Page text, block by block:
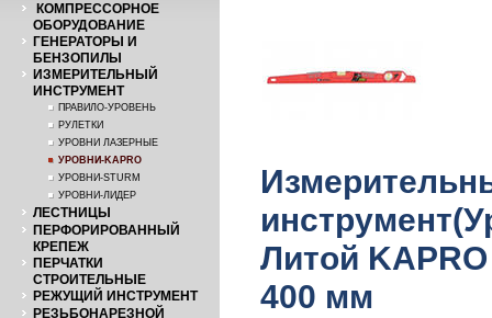
КОМПРЕССОРНОЕ
ОБОРУДОВАНИЕ
ГЕНЕРАТОРЫ И
БЕНЗОПИЛЫ
ИЗМЕРИТЕЛЬНЫЙ
ИНСТРУМЕНТ
ПРАВИЛО-УРОВЕНЬ
РУЛЕТКИ
УРОВНИ ЛАЗЕРНЫЕ
УРОВНИ-KAPRO
УРОВНИ-STURM
УРОВНИ-ЛИДЕР
ЛЕСТНИЦЫ
ПЕРФОРИРОВАННЫЙ
КРЕПЕЖ
ПЕРЧАТКИ
СТРОИТЕЛЬНЫЕ
РЕЖУЩИЙ ИНСТРУМЕНТ
РЕЗЬБОНАРЕЗНОЙ
Литой
400 мм